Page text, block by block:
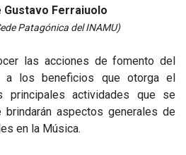
Gustavo Ferraiuolo
Patagónica del INAMU)
las acciones de fomento del
a los beneficios que otorga el
principales actividades que se
brindarán aspectos generales de
en la Música.